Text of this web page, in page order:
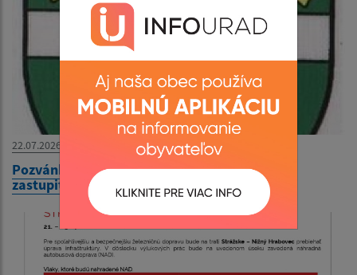
22.07.2026
Pozvánka na XXIV. zasadnutie obecného
zastupiteľstva